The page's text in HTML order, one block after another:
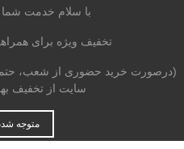
خانه > جلوبندی و تعلیق > دیسک
با سلام خدمت شما
تخفیف ویژه برای
(درصورت خرید حضوری از شعب، حتما
سایت از تخفیف
متوجه